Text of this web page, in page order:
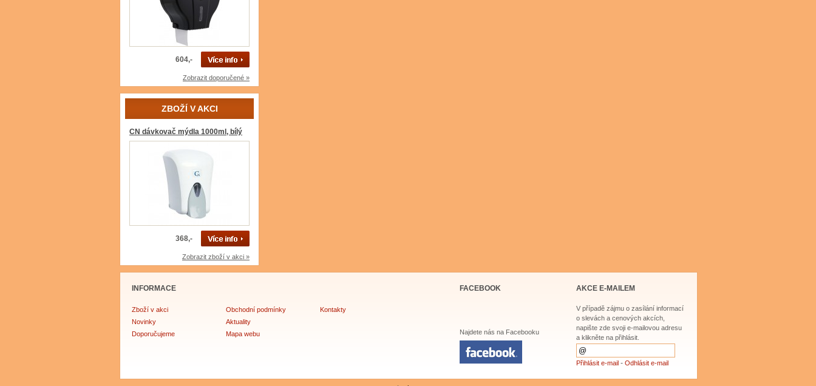
604,-
Zobrazit doporučené »
ZBOŽÍ V AKCI
CN dávkovač mýdla 1000ml, bílý
368,-
Zobrazit zboží v akci »
INFORMACE
Zboží v akci
Novinky
Doporučujeme
Obchodní podmínky
Aktuality
Mapa webu
Kontakty
FACEBOOK
Najdete nás na Facebooku
AKCE E-MAILEM
V případě zájmu o zasílání informací
o slevách a cenových akcích,
napište zde svoji e-mailovou adresu
a klikněte na přihlásit.
Přihlásit e-mail - Odhlásit e-mail